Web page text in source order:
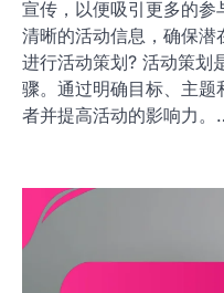
资源，以避免超支。 设
考虑受众的兴趣和参与
答、游戏和小组讨论等多
力和互动性，以提高参与
品激励参与者，或者使用
多种渠道进行宣传。 制
宣传，以便吸引更多的
清晰的活动信息，确保潜
进行活动策划? 活动策划